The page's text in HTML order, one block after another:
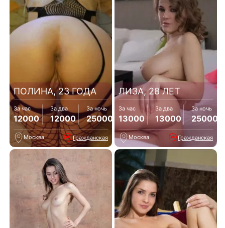
ПОЛИНА, 23 ГОДА
За час
12000
За два
12000
За ночь
25000
Москва Гражданская
ЛИЗА, 28 ЛЕТ
За час
13000
За два
13000
За ночь
25000
Москва Гражданская